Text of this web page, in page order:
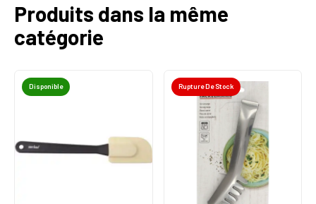
Produits dans la même
catégorie
Disponible Rupture De Stock